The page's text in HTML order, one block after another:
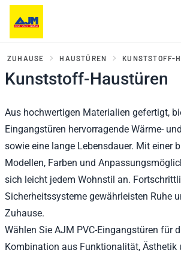
und Schiebesysteme
ZUHAUSE HAUSTÜREN KUNSTSTOFF-
Kunststoff-Haustüren
Aus hochwertigen Materialien gefertigt,
Eingangstüren hervorragende Wärme-
sowie eine lange Lebensdauer. Mit einer
Modellen, Farben und
sich leicht jedem Wohnstil an.
Sicherheitssysteme gewährleisten Ruhe
Zuhause.
Wählen Sie AJM PVC-Eingangstüren für
Kombination aus Funktionalität, Ästhetik